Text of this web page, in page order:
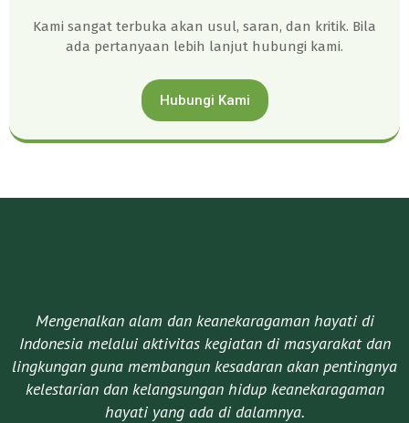
Kami sangat terbuka akan usul, saran, dan kritik. Bila
ada pertanyaan lebih lanjut hubungi kami.
Hubungi Kami
Mengenalkan alam dan keanekaragaman hayati di
Indonesia melalui aktivitas kegiatan di masyarakat dan
lingkungan guna membangun kesadaran akan pentingnya
kelestarian dan kelangsungan hidup keanekaragaman
hayati yang ada di dalamnya.​